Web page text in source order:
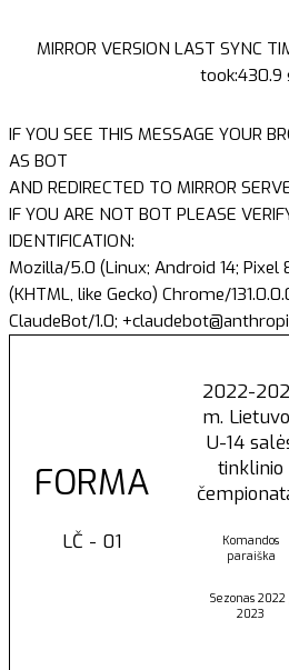
MIRROR VERSION LAST SYNC
took:430.9
IF YOU SEE THIS MESSAGE YOUR
AS BOT
AND REDIRECTED TO MIRROR
IF YOU ARE NOT BOT PLEASE
IDENTIFICATION:
Mozilla/5.0 (Linux; Android 14; Pixel
(KHTML, like Gecko) Chrome/
ClaudeBot/1.0;
FORMA
LČ - 01
2022-
m.
U-14
tinklinio
Komandos
paraiška
Sezonas 2022
2023